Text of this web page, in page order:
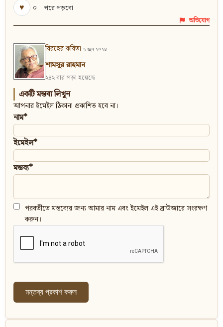
♥
০ পরে পড়বো
অভিযোগ
বিরহের কবিতা ২ জুন ২০২৪
শামসুর রাহমান
২৪২ বার পড়া হয়েছে
একটি মন্তব্য লিখুন
আপনার ইমেইল ঠিকানা প্রকাশিত হবে না।
নাম*
ইমেইল*
মন্তব্য*
পরবর্তীতে মন্তব্যের জন্য আমার নাম এবং ইমেইল এই ব্রাউজারে সংরক্ষণ
করুন।